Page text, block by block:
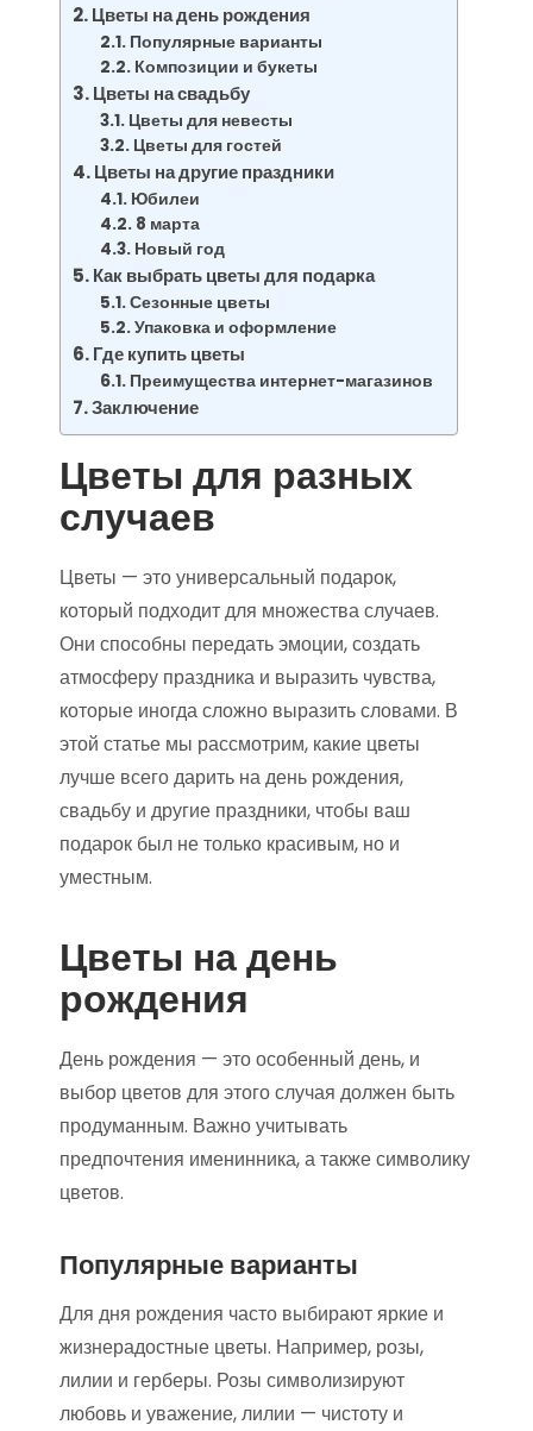
Цветы на день рождения
Популярные варианты
Композиции и букеты
Цветы на свадьбу
Цветы для невесты
Цветы для гостей
Цветы на другие праздники
Юбилеи
8 марта
Новый год
Как выбрать цветы для подарка
Сезонные цветы
Упаковка и оформление
Где купить цветы
Преимущества интернет-магазинов
Заключение
Цветы для разных
случаев
Цветы — это универсальный подарок,
который подходит для множества случаев.
Они способны передать эмоции, создать
атмосферу праздника и выразить чувства,
которые иногда сложно выразить словами. В
этой статье мы рассмотрим, какие цветы
лучше всего дарить на день рождения,
свадьбу и другие праздники, чтобы ваш
подарок был не только красивым, но и
уместным.
Цветы на день
рождения
День рождения — это особенный день, и
выбор цветов для этого случая должен быть
продуманным. Важно учитывать
предпочтения именинника, а также символику
цветов.
Популярные варианты
Для дня рождения часто выбирают яркие и
жизнерадостные цветы. Например, розы,
лилии и герберы. Розы символизируют
любовь и уважение, лилии — чистоту и